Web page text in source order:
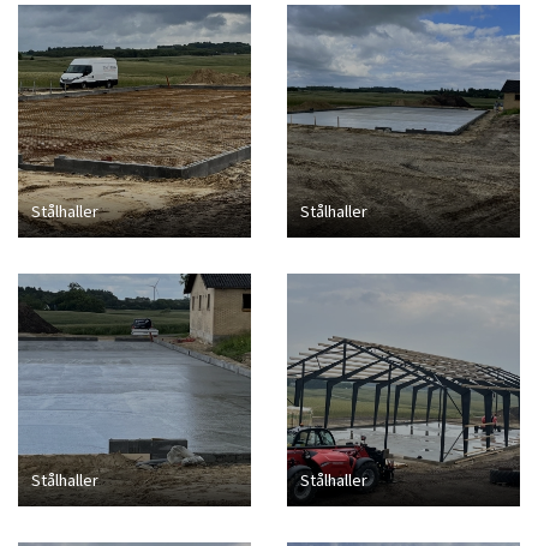
Stålhaller Stålhaller
Stålhaller Stålhaller